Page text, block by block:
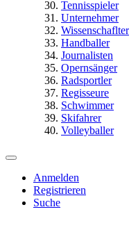
Tennisspieler
Unternehmer
Wissenschaflter
Handballer
Journalisten
Opernsänger
Radsportler
Regisseure
Schwimmer
Skifahrer
Volleyballer
Anmelden
Registrieren
Suche